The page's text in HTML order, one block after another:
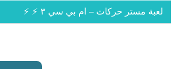
لعبة مستر حركات – ام بي سي ٣ ⚡ ⚡